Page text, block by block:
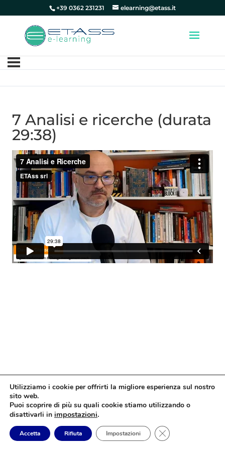
+39 0362 231231 elearning@etass.it
7 Analisi e ricerche (durata
29:38)
Utilizziamo i cookie per offrirti la migliore esperienza sul nostro
sito web.
Puoi scoprire di più su quali cookie stiamo utilizzando o
disattivarli in impostazioni.
Accetta Rifiuta Impostazioni Close GDPR